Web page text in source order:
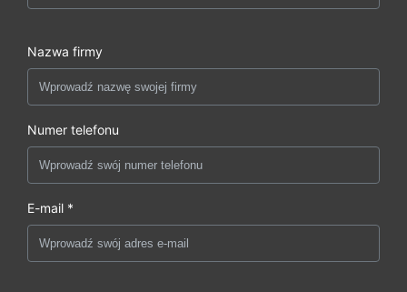
Nazwa firmy
Numer telefonu
E-mail *